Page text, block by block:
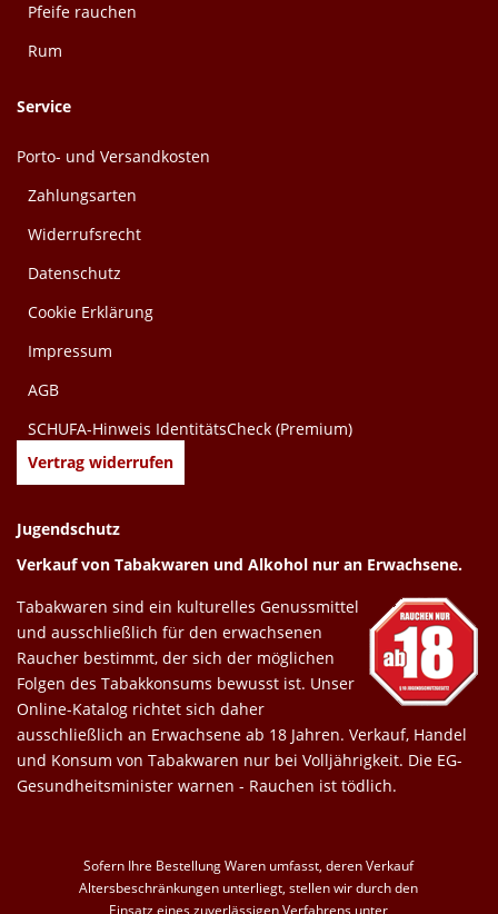
Pfeife rauchen
Rum
Service
Porto- und Versandkosten
Zahlungsarten
Widerrufsrecht
Datenschutz
Cookie Erklärung
Impressum
AGB
SCHUFA-Hinweis IdentitätsCheck (Premium)
Vertrag widerrufen
Jugendschutz
Verkauf von Tabakwaren und Alkohol nur an Erwachsene.
Tabakwaren sind ein kulturelles Genussmittel
und ausschließlich für den erwachsenen
Raucher bestimmt, der sich der möglichen
Folgen des Tabakkonsums bewusst ist. Unser
Online-Katalog richtet sich daher
ausschließlich an Erwachsene ab 18 Jahren. Verkauf, Handel
und Konsum von Tabakwaren nur bei Volljährigkeit. Die EG-
Gesundheitsminister warnen - Rauchen ist tödlich.
Sofern Ihre Bestellung Waren umfasst, deren Verkauf
Altersbeschränkungen unterliegt, stellen wir durch den
Einsatz eines zuverlässigen Verfahrens unter